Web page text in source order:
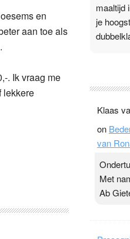
en
aan toe als
. Ik vraag me
lekkere
maaltijd
je
Daarop
zijn.
Klaas
on
van
Met
Ab